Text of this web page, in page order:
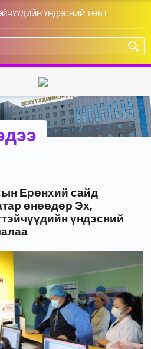
ҮНДЭСНИЙ ТӨВ II
Ерөнхий сайд
өнөөдөр Эх,
үндэсний